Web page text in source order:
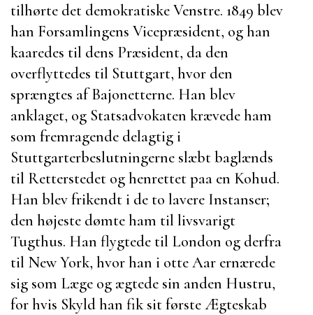
tilhørte det demokratiske Venstre. 1849 blev
han Forsamlingens Vicepræsident, og han
kaaredes til dens Præsident, da den
overflyttedes til Stuttgart, hvor den
sprængtes af Bajonetterne. Han blev
anklaget, og Statsadvokaten krævede ham
som fremragende delagtig i
Stuttgarterbeslutningerne slæbt baglænds
til Retterstedet og henrettet paa en Kohud.
Han blev frikendt i de to lavere Instanser;
den højeste dømte ham til livsvarigt
Tugthus. Han flygtede til London og derfra
til New York, hvor han i otte Aar ernærede
sig som Læge og ægtede sin anden Hustru,
for hvis Skyld han fik sit første Ægteskab